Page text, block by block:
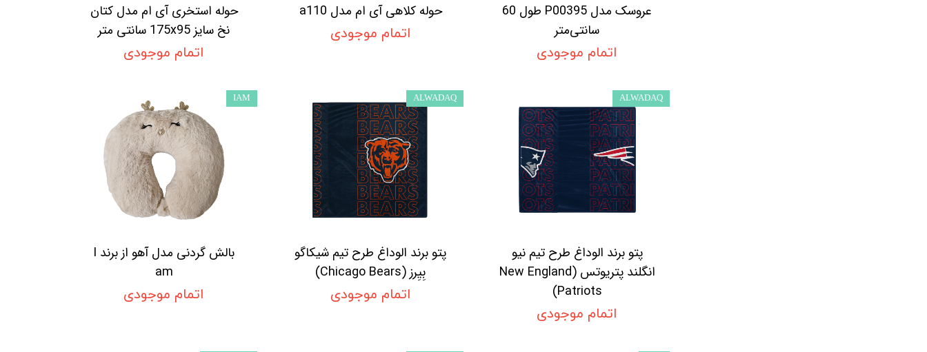
عروسک مدل P00395 طول 60
سانتی‌متر
اتمام موجودی
حوله کلاهی آی ام مدل a110
اتمام موجودی
حوله استخری آی ام مدل کتان
نخ سایز 175x95 سانتی متر
اتمام موجودی
پتو برند الوداغ طرح تیم نیو
انگلند پتریوتس (New England
Patriots)
اتمام موجودی
ALWADAQ
پتو برند الوداغ طرح تیم شیکاگو
بِیِرز (Chicago Bears)
اتمام موجودی
ALWADAQ
بالش گردنی مدل آهو از برند I
am
اتمام موجودی
IAM